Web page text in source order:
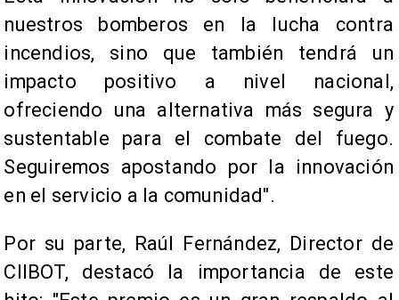
nuestros bomberos en la lucha contra
incendios, sino que también tendrá un
impacto positivo a nivel nacional,
ofreciendo una alternativa más segura y
sustentable para el combate del fuego.
Seguiremos apostando por la innovación
en el servicio a la comunidad".​
Por su parte, Raúl Fernández, Director de
CIIBOT, destacó la importancia de este